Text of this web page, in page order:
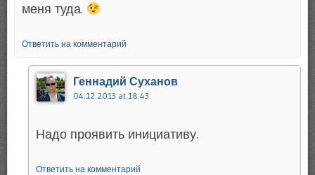
меня туда.
Ответить на комментарий
Геннадий Суханов
04.12.2013 at 18:43
Надо проявить инициативу.
Ответить на комментарий